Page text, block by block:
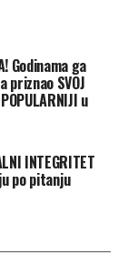
i istakao da
i svake
Godinama ga
priznao SVOJ
u
INTEGRITET
po pitanju